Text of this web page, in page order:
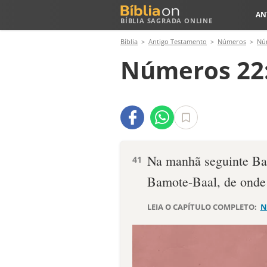
BÍBLIA SAGRADA ONLINE
Bíblia Antigo Testamento Números
Números
41 Na manhã seguinte
Bamote-Baal, de
LEIA O CAPÍTULO COMPLETO: